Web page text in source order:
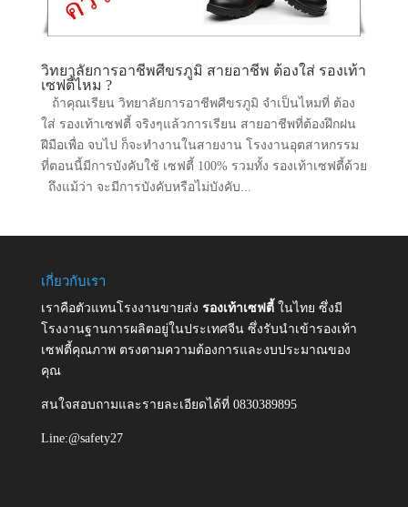
วิทยาลัยการอาชีพศีขรภูมิ สายอาชีพ ต้องใส่ รองเท้า
เซฟตี้ไหม ?
ถ้าคุณเรียน วิทยาลัยการอาชีพศีขรภูมิ จำเป็นไหมที่ ต้อง
ใส่ รองเท้าเซฟตี้ จริงๆแล้วการเรียน สายอาชีพที่ต้องฝึกฝน
ฝีมือเพื่อ จบไป ก็จะทำงานในสายงาน โรงงานอุตสาหกรรม
ที่ตอนนี้มีการบังคับใช้ เซฟตี้ 100% รวมทั้ง รองเท้าเซฟตี้ด้วย
ถึงแม้ว่า จะมีการบังคับหรือไม่บังคับ...
เกี่ยวกับเรา
เราคือตัวแทนโรงงานขายส่ง รองเท้าเซฟตี้ ในไทย ซึ่งมี
โรงงานฐานการผลิตอยู่ในประเทศจีน ซึ่งรับนำเข้ารองเท้า
เซฟตี้คุณภาพ ตรงตามความต้องการและงบประมาณของ
คุณ
สนใจสอบถามและรายละเอียดได้ที่ 0830389895
Line:@safety27